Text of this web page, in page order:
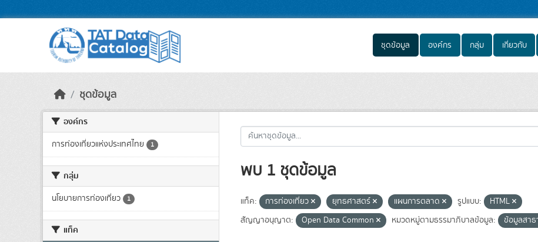
ชุดข้อมูล องค์กร กลุ่ม เกี่ยวกับ
ชุดข้อมูล
องค์กร
การท่องเที่ยวแห่งประเทศไทย 1
กลุ่ม
นโยบายการท่องเที่ยว 1
แท็ค
พบ 1 ชุดข้อมูล
แท็ค: การท่องเที่ยว ยุทธศาสตร์ แผนการตลาด รูปแบบ:
HTML
สัญญาอนุญาต:
Open Data Common หมวดหมู่ตามธรรมาภิบาลข้อมูล: ข้อมูลสา